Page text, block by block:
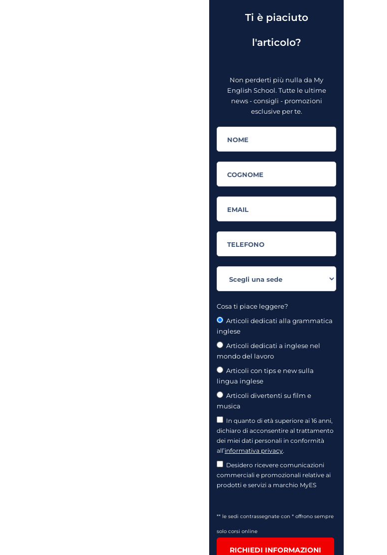
Ti è piaciuto
l'articolo?
Non perderti più nulla da My
English School. Tutte le ultime
news - consigli - promozioni
esclusive per te.
Cosa ti piace leggere?
Articoli dedicati alla grammatica
inglese
Articoli dedicati a inglese nel
mondo del lavoro
Articoli con tips e new sulla
lingua inglese
Articoli divertenti su film e
musica
In quanto di età superiore ai 16 anni,
dichiaro di acconsentire al trattamento
dei miei dati personali in conformità
all’informativa privacy.
Desidero ricevere comunicazioni
commerciali e promozionali relative ai
prodotti e servizi a marchio MyES
** le sedi contrassegnate con * offrono sempre
solo corsi online
RICHIEDI INFORMAZIONI